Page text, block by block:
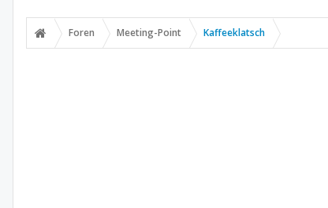
Foren Meeting-Point Kaffeeklatsch